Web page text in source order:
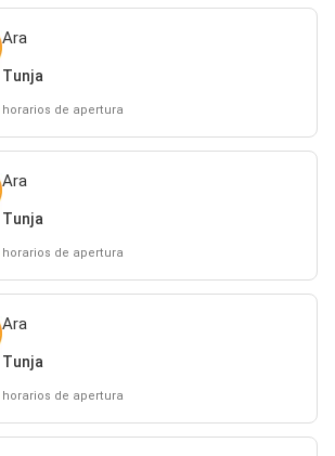
Ara
Tunja
horarios de apertura
Ara
Tunja
horarios de apertura
Ara
Tunja
horarios de apertura